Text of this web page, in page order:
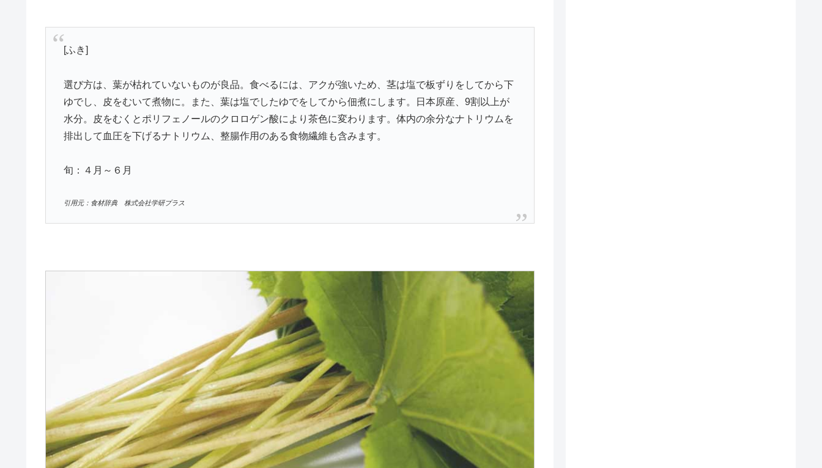
[ふき]
選び方は、葉が枯れていないものが良品。食べるには、アクが強いため、茎は塩で板ずりをしてから下
ゆでし、皮をむいて煮物に。また、葉は塩でしたゆでをしてから佃煮にします。日本原産、9割以上が
水分。皮をむくとポリフェノールのクロロゲン酸により茶色に変わります。体内の余分なナトリウムを
排出して血圧を下げるナトリウム、整腸作用のある食物繊維も含みます。
旬：４月～６月
引用元：食材辞典 株式会社学研プラス